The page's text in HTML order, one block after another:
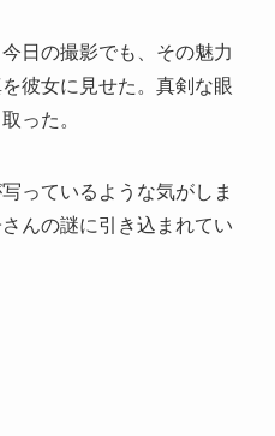
日の撮影でも、その魅力
彼女に見せた。真剣な眼
った。
っているような気がしま
んの謎に引き込まれてい